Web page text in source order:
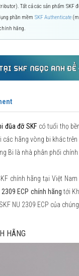
Tất cả các sản phẩm
phần mềm SKF Authenticate
hãng.
đũa đỡ SKF có tuổi thọ
hãng vòng bi khác
Bi là nhà phân phối
chính hãng tại Việt
2309 ECP chính hãng tới
NU 2309 ECP của
HÃNG